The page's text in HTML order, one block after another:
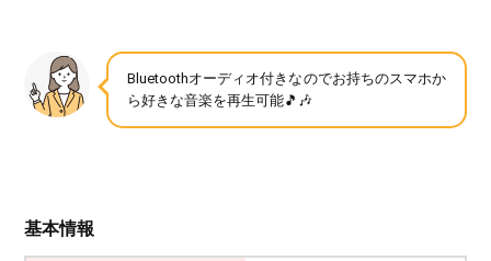
Bluetoothオーディオ付きなのでお持ちのスマホか
ら好きな音楽を再生可能🎵🎶
基本情報